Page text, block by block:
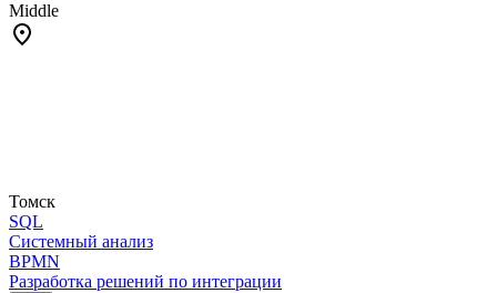
Middle
Томск
SQL
Системный анализ
BPMN
Разработка решений по интеграции